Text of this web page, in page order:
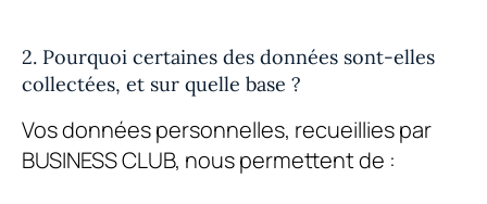
2. Pourquoi certaines des données sont-elles
collectées, et sur quelle base ?
Vos données personnelles, recueillies par
BUSINESS CLUB, nous permettent de :